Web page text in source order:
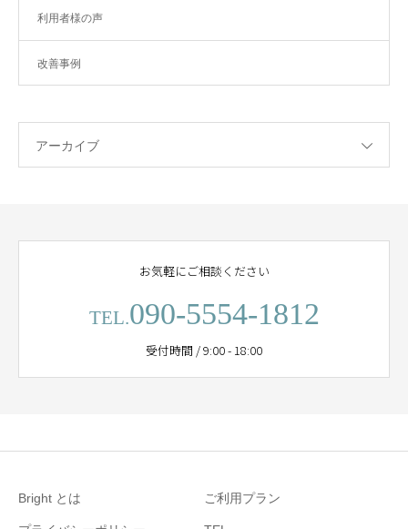
利用者様の声
改善事例
アーカイブ
お気軽にご相談ください
TEL.090-5554-1812
受付時間 / 9:00 - 18:00
Bright とは ご利用プラン